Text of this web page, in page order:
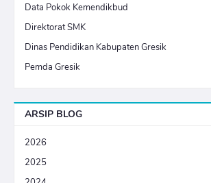
Data Pokok Kemendikbud
Direktorat SMK
Dinas Pendidikan Kabupaten Gresik
Pemda Gresik
ARSIP BLOG
2026
2025